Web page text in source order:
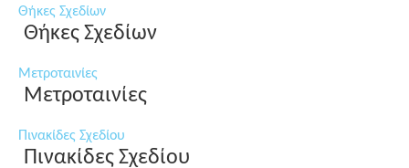
Θήκες Σχεδίων
Θήκες Σχεδίων
Μετροταινίες
Μετροταινίες
Πινακίδες Σχεδίου
Πινακίδες Σχεδίου